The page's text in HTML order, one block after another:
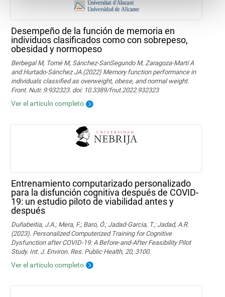
Desempeño de la función de memoria en
individuos clasificados como con sobrepeso,
obesidad y normopeso
Berbegal M, Tomé M, Sánchez-SanSegundo M, Zaragoza-Martí A
and Hurtado-Sánchez JA (2022) Memory function performance in
individuals classified as overweight, obese, and normal weight.
Front. Nutr. 9:932323. doi: 10.3389/fnut.2022.932323
Ver el artículo completo
Entrenamiento computarizado personalizado
para la disfunción cognitiva después de COVID-
19: un estudio piloto de viabilidad antes y
después
Duñabeitia, J.A.; Mera, F.; Baro, Ó.; Jadad-Garcia, T.; Jadad, A.R.
(2023). Personalized Computerized Training for Cognitive
Dysfunction after COVID-19: A Before-and-After Feasibility Pilot
Study. Int. J. Environ. Res. Public Health, 20, 3100.
Ver el artículo completo